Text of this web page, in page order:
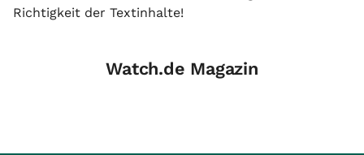
Richtigkeit der Textinhalte!
Watch.de Magazin